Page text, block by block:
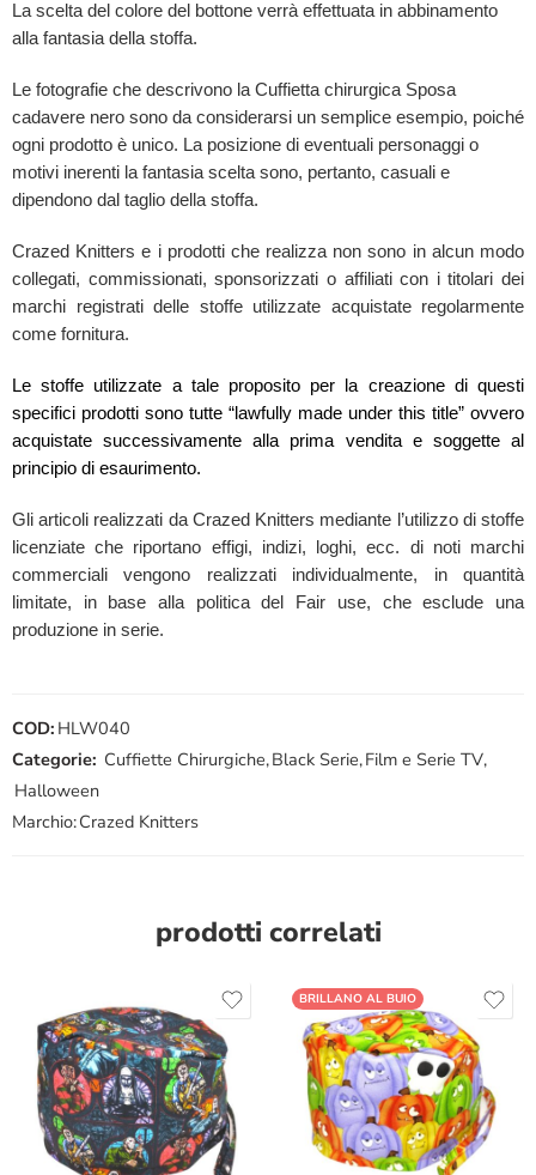
La scelta del colore del bottone verrà effettuata in abbinamento
alla fantasia della stoffa.
Le fotografie che descrivono la Cuffietta chirurgica Sposa
cadavere nero sono da considerarsi un semplice esempio, poiché
ogni prodotto è unico. La posizione di eventuali personaggi o
motivi inerenti la fantasia scelta sono, pertanto, casuali e
dipendono dal taglio della stoffa.
Crazed Knitters e i prodotti che realizza non sono in alcun modo
collegati, commissionati, sponsorizzati o affiliati con i titolari dei
marchi registrati delle stoffe utilizzate acquistate regolarmente
come fornitura.
Le stoffe utilizzate a tale proposito per la creazione di questi
specifici prodotti sono tutte “lawfully made under this title” ovvero
acquistate successivamente alla prima vendita e soggette al
principio di esaurimento.
Gli articoli realizzati da Crazed Knitters mediante l’utilizzo di stoffe
licenziate che riportano effigi, indizi, loghi, ecc. di noti marchi
commerciali vengono realizzati individualmente, in quantità
limitate, in base alla politica del Fair use, che esclude una
produzione in serie.
COD: HLW040
Categorie: Cuffiette Chirurgiche,Black Serie,Film e Serie TV,
Halloween
Marchio:Crazed Knitters
prodotti correlati
BRILLANO AL BUIO